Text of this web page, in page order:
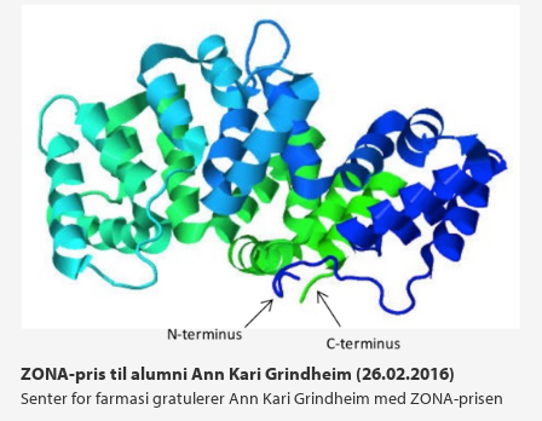
ZONA-pris til alumni Ann Kari Grindheim (26.02.2016)
Senter for farmasi gratulerer Ann Kari Grindheim med ZONA-prisen
2026
februar (1)
januar (2)
2025
2024
2023
2021